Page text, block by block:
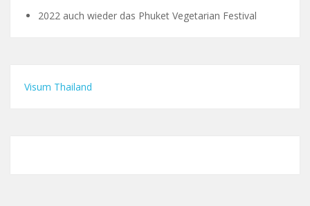
2022 auch wieder das Phuket Vegetarian Festival
Visum Thailand